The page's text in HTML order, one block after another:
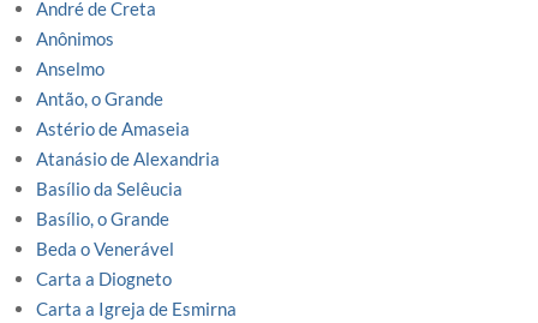
André de Creta
Anônimos
Anselmo
Antão, o Grande
Astério de Amaseia
Atanásio de Alexandria
Basílio da Selêucia
Basílio, o Grande
Beda o Venerável
Carta a Diogneto
Carta a Igreja de Esmirna